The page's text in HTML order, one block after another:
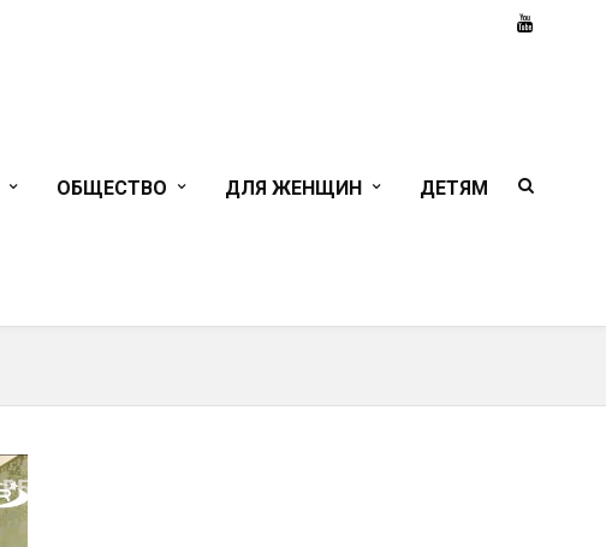
ОБЩЕСТВО ДЛЯ ЖЕНЩИН ДЕТЯМ